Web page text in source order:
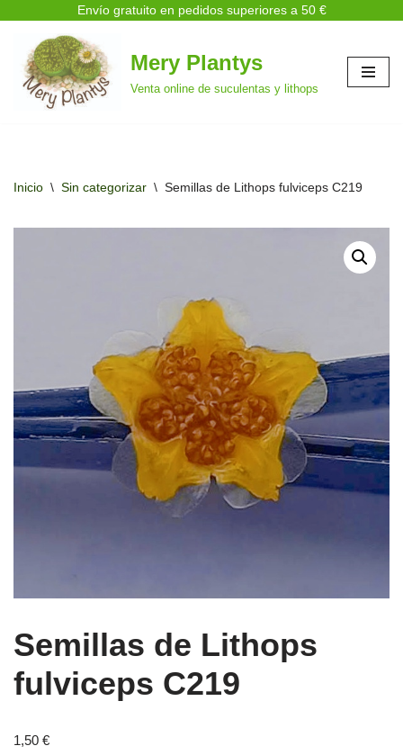
Envío gratuito en pedidos superiores a 50 €
Saltar
al
contenido
Mery Plantys
Venta online de suculentas y lithops
Inicio \ Sin categorizar \ Semillas de Lithops fulviceps C219
Semillas de Lithops
fulviceps C219
1,50 €